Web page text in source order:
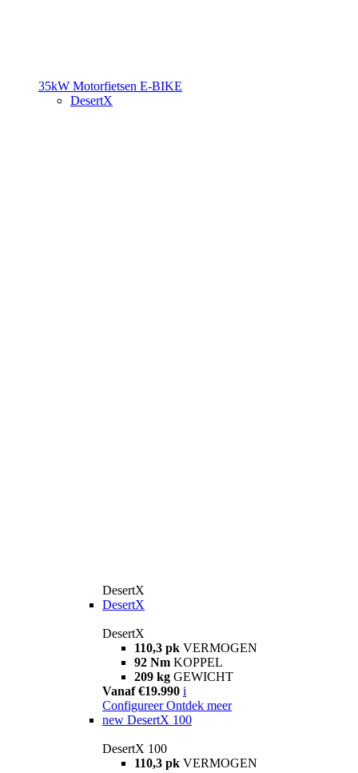
35kW Motorfietsen E-BIKE
DesertX
DesertX
DesertX
DesertX
110,3 pk VERMOGEN
92 Nm KOPPEL
209 kg GEWICHT
Vanaf €19.990 i
Configureer Ontdek meer
new DesertX 100
DesertX 100
110,3 pk VERMOGEN